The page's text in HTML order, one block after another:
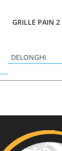
GRILLE PAIN
DELONGHI